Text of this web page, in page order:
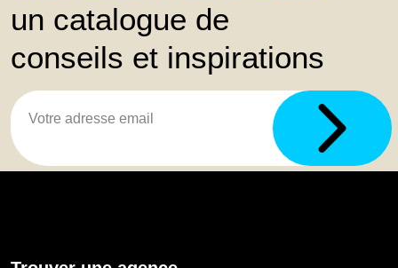
un catalogue de
conseils et inspirations